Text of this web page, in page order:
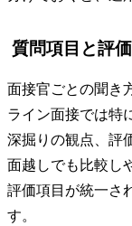
質問項目と評
面接官ごとの聞き
ライン面接では特
深掘りの観点、評
面越しでも比較し
評価項目が統一さ
す。